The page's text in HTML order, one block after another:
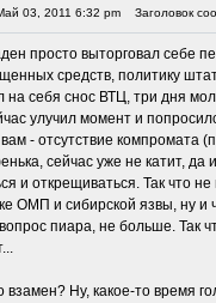
03, 2011 6:32 pm Заголовок
просто выторговал себе
средств, политику
на себя снос ВТЦ, три дня
улучил момент и
- отсутствие компромата
сейчас уже не катит,
и открещиваться. Так что
ОМП и сибирской язвы, ну и
пиара, не больше. Так
взамен? Ну, какое-то время